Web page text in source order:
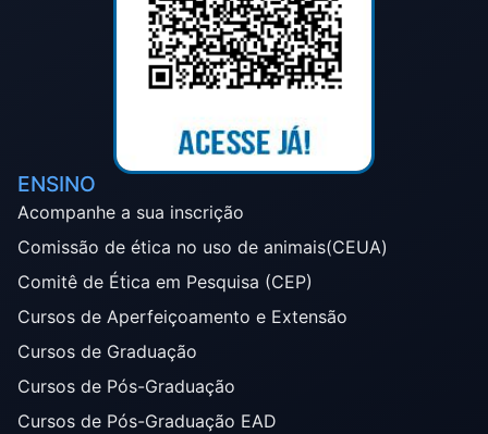
ENSINO
Acompanhe a sua inscrição
Comissão de ética no uso de animais(CEUA)
Comitê de Ética em Pesquisa (CEP)
Cursos de Aperfeiçoamento e Extensão
Cursos de Graduação
Cursos de Pós-Graduação
Cursos de Pós-Graduação EAD